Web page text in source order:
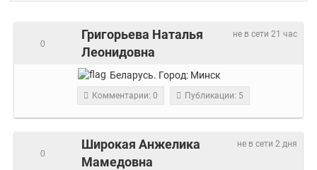
не в сети 21 час
Григорьева Наталья
Леонидовна
0
Беларусь. Город: Минск
Комментарии: 0 Публикации: 5
не в сети 2 дня
Широкая Анжелика
Мамедовна
0